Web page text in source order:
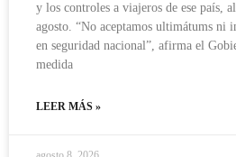
y los controles a viajeros de ese país,
agosto. “No aceptamos ultimátums ni
en seguridad nacional”, afirma el
medida
LEER MÁS »